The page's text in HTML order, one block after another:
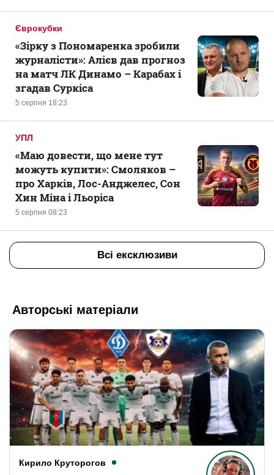
Єврокубки
5 серпня 18:23
«Зірку з Пономаренка зробили
журналісти»: Алієв дав прогноз
на матч ЛК Динамо – Карабах і
згадав Суркіса
УПЛ
5 серпня 08:23
«Маю довести, що мене тут
можуть купити»: Смоляков –
про Харків, Лос-Анджелес, Сон
Хин Міна і Льоріса
Всі ексклюзиви
Авторські матеріали
Кирило Круторогов